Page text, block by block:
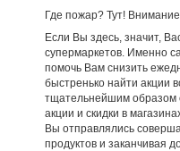
Где пожар? Тут!
Если Вы здесь, значит,
супермаркетов. Именно
помочь Вам снизить
быстренько найти акции
тщательнейшим образом
акции и скидки в
Вы отправлялись
продуктов и заканчивая